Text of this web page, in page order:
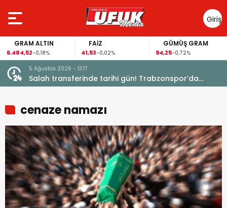
Giriş
Yap
GRAM ALTIN
6.484,52-0,18%
FAİZ
41,53-0,02%
GÜMÜŞ GRAM
94,25-0,72%
5 Ağustos 2026 - 10:46
Fransa’da çöp poşetinde bebek cesedi
cenaze namazı